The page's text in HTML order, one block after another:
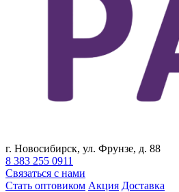
г. Новосибирск, ул. Фрунзе, д. 88
8 383 255 0911
Связаться с нами
Стать оптовиком Акция Доставка